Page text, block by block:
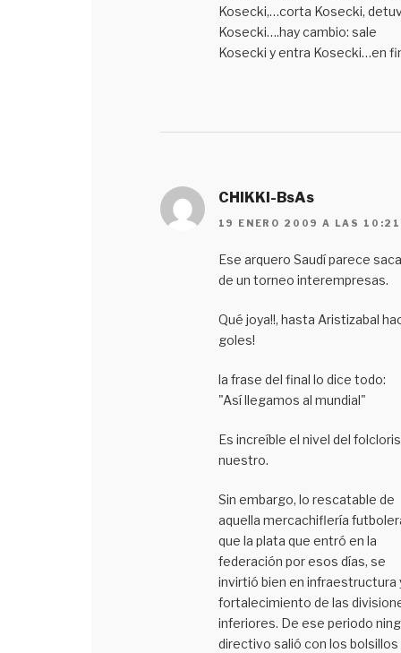
Kosecki,…corta Kosecki,
Kosecki….hay cambio: sale
Kosecki y entra Kosecki…en
CHIKKI-BsAs
19 ENERO 2009 A LAS
Ese arquero Saudí parece
de un torneo interempresas.
Qué joya!!, hasta Aristizabal
goles!
la frase del final lo dice todo:
"Así llegamos al mundial"
Es increíble el nivel del
nuestro.
Sin embargo, lo rescatable de
aquella mercachiflería
que la plata que entró en la
federación por esos días, se
invirtió bien en infraestructura
fortalecimiento de las
inferiores. De ese periodo
directivo salió con los bolsillos